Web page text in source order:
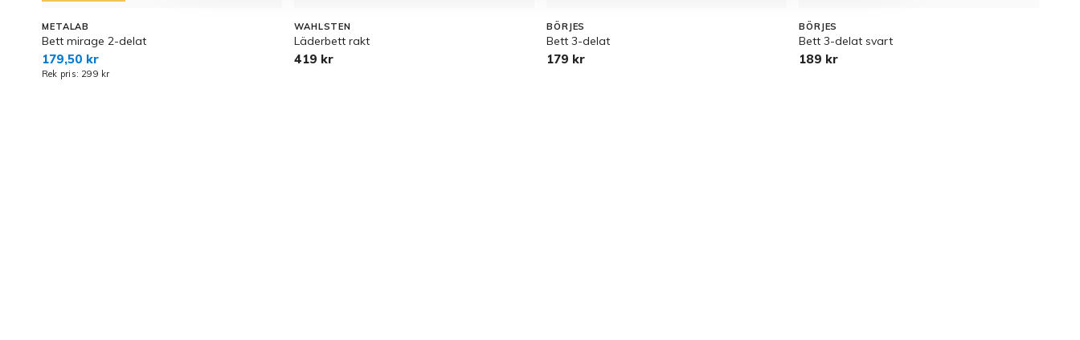
METALAB
Bett mirage 2-delat
179,50 kr
Rek pris: 299 kr
WAHLSTEN
Läderbett rakt
419 kr
BÖRJES
Bett 3-delat
179 kr
BÖRJES
Bett 3-delat svart
189 kr